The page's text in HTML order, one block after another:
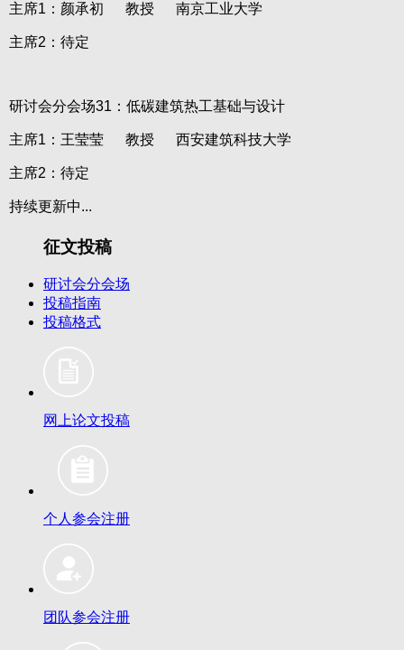
主席1：颜承初 教授 南京工业大学
主席2：待定
研讨会分会场31：低碳建筑热工基础与设计
主席1：王莹莹 教授 西安建筑科技大学
主席2：待定
持续更新中...
征文投稿
研讨会分会场
投稿指南
投稿格式
网上论文投稿
个人参会注册
团队参会注册